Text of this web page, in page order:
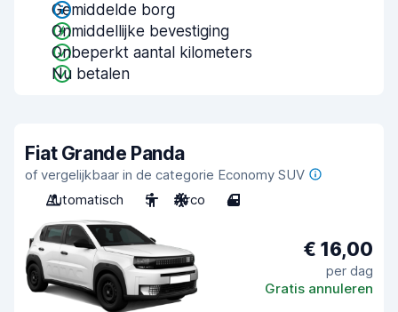
Gemiddelde borg
Onmiddellijke bevestiging
Onbeperkt aantal kilometers
Nu betalen
Fiat Grande Panda
of vergelijkbaar in de categorie Economy SUV
Automatisch
5 Airco 4
€ 16,00
per dag
Gratis annuleren